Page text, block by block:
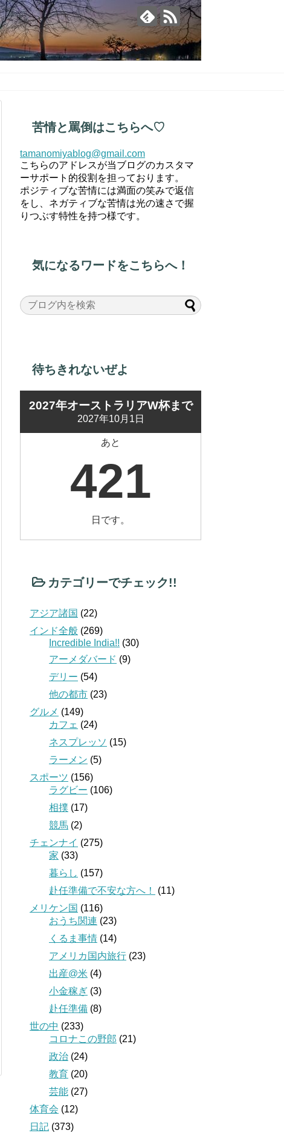
苦情と罵倒はこちらへ♡
tamanomiyablog@gmail.com
こちらのアドレスが当ブログのカスタマ
ーサポート的役割を担っております。
ポジティブな苦情には満面の笑みで返信
をし、ネガティブな苦情は光の速さで握
りつぶす特性を持つ様です。
気になるワードをこちらへ！
待ちきれないぜよ
2027年オーストラリアW杯まで
2027年10月1日
あと
421
日です。
カテゴリーでチェック!!
アジア諸国 (22)
インド全般 (269)
Incredible India!! (30)
アーメダバード (9)
デリー (54)
他の都市 (23)
グルメ (149)
カフェ (24)
ネスプレッソ (15)
ラーメン (5)
スポーツ (156)
ラグビー (106)
相撲 (17)
競馬 (2)
チェンナイ (275)
家 (33)
暮らし (157)
赴任準備で不安な方へ！
(11)
メリケン国 (116)
おうち関連 (23)
くるま事情 (14)
アメリカ国内旅行 (23)
出産@米 (4)
小金稼ぎ (3)
赴任準備 (8)
世の中 (233)
コロナこの野郎 (21)
政治 (24)
教育 (20)
芸能 (27)
体育会 (12)
日記 (373)